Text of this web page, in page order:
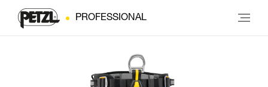
PROFESSIONAL